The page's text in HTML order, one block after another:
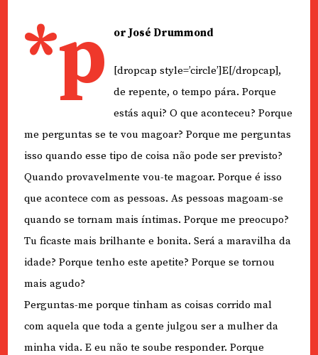
*p or José Drummond
[dropcap style=’circle’]E[/dropcap],
de repente, o tempo pára. Porque
estás aqui? O que aconteceu? Porque
me perguntas se te vou magoar? Porque me perguntas
isso quando esse tipo de coisa não pode ser previsto?
Quando provavelmente vou-te magoar. Porque é isso
que acontece com as pessoas. As pessoas magoam-se
quando se tornam mais íntimas. Porque me preocupo?
Tu ficaste mais brilhante e bonita. Será a maravilha da
idade? Porque tenho este apetite? Porque se tornou
mais agudo?
Perguntas-me porque tinham as coisas corrido mal
com aquela que toda a gente julgou ser a mulher da
minha vida. E eu não te soube responder. Porque